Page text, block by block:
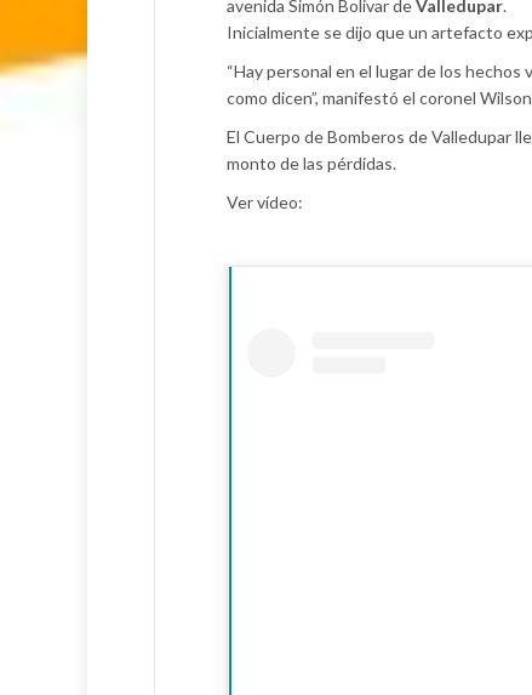
avenida Simón Bolivar deValledupar.
Inicialmente se dijo que un artefacto
“Hay personal en el lugar de los
como dicen”, manifestó el coronel
El Cuerpo de Bomberos de Valledupar
monto de las pérdidas.
Ver vídeo: